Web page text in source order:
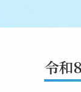
令和